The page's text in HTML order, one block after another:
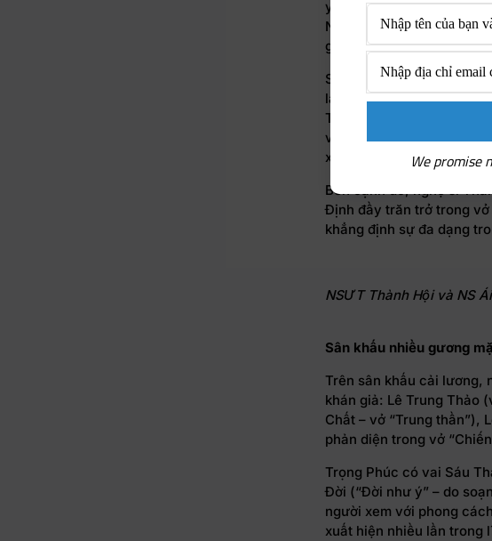
yểm trợ hết mình cho dàn
Nhuận cũng có vai Cu Hù
giả bằng cách diễn rất
Sân khấu Nhà hát kịch
là Ba Mến trong vở “Tình
Trực có vai thám tử Mạnh
vuông”. Cả hai nghệ sĩ
xúc cho khán giả.
Bên cạnh đó, nghệ sĩ
Định đầy trăn trở trong vở
khẳng định sự đa dạng
NSƯT Thành Hội và NS
Sân khấu nhiều gương
Trên sân khấu cải lương,
khán giả: Lê Trung Thảo
Chất – vở “Trung thần”),
phản diện trong vở
Trọng Phúc có vai Sáu
Đời (“Đời như ý” – do
người xem với phong
xuất hiện nhiều lần trong
We promise